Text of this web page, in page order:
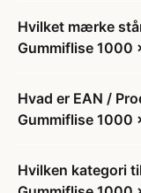
Hvilket mærke
Gummiflise 1000
Hvad er EAN /
Gummiflise 1000
Hvilken kategori